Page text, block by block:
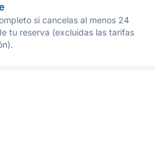
si cancelas al menos 24
tu reserva (excluidas las tarifas